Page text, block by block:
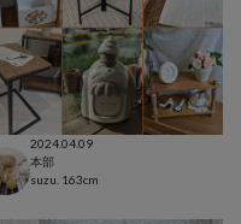
2024.04.09
本部
suzu. 163cm